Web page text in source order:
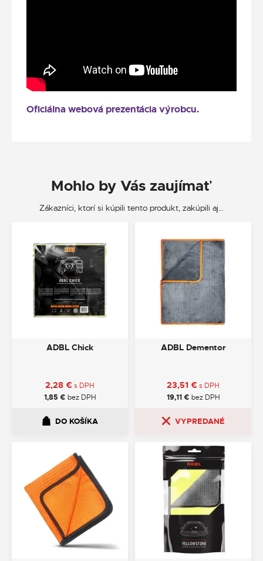
Oficiálna webová prezentácia výrobcu.
Mohlo by Vás zaujímať
Zákazníci, ktorí si kúpili tento produkt, zakúpili aj…
ADBL Chick
2,28 €s DPH
1,85 € bez DPH
DO KOŠÍKA
ADBL Dementor
23,51 €s DPH
19,11€ bez DPH
VYPREDANÉ